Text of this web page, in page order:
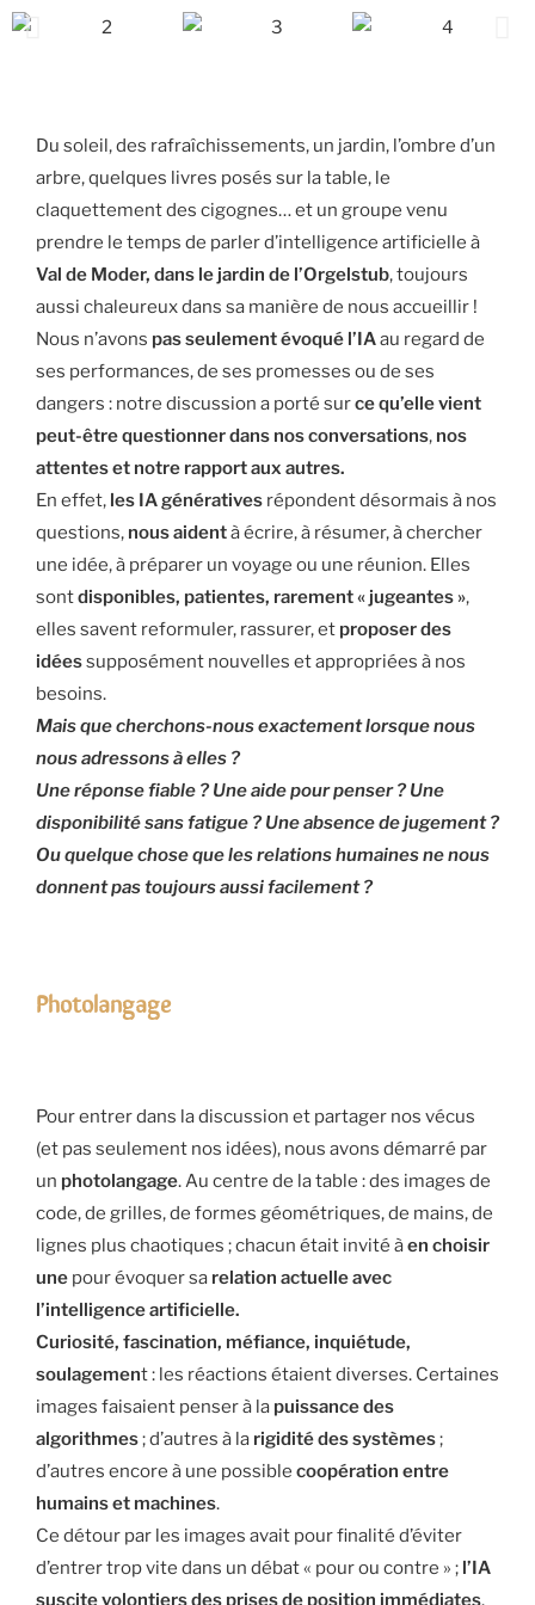
Du soleil, des rafraîchissements, un jardin, l’ombre d’un
arbre, quelques livres posés sur la table, le
claquettement des cigognes… et un groupe venu
prendre le temps de parler d’intelligence artificielle à
Val de Moder, dans le jardin de l’Orgelstub, toujours
aussi chaleureux dans sa manière de nous accueillir !
Nous n’avons pas seulement évoqué l’IAau regard de
ses performances, de ses promesses ou de ses
dangers : notre discussion a porté surce qu’elle vient
peut-être questionner dans nos conversations, nos
attentes et notre rapport aux autres.
En effet, les IA génératives répondent désormais à nos
questions, nous aidentà écrire, à résumer, à chercher
une idée, à préparer un voyage ou une réunion. Elles
sontdisponibles, patientes, rarement « jugeantes »,
elles savent reformuler, rassurer, et proposer des
idéessupposément nouvelles et appropriées à nos
besoins.
Mais que cherchons-nous exactement lorsque nous
nous adressons à elles ?
Une réponse fiable ? Une aide pour penser ? Une
disponibilité sans fatigue ? Une absence de jugement ?
Ou quelque chose que les relations humaines ne nous
donnent pas toujours aussi facilement ?
Photolangage
Pour entrer dans la discussion et partager nos vécus
(et pas seulement nos idées), nous avons démarré par
un photolangage. Au centre de la table : des images de
code, de grilles, de formes géométriques, de mains, de
lignes plus chaotiques ; chacun était invité àen choisir
une pour évoquer sa relation actuelle avec
l’intelligence artificielle.
Curiosité, fascination, méfiance, inquiétude,
soulagement : les réactions étaient diverses. Certaines
images faisaient penser à la puissance des
algorithmes; d’autres à la rigidité des systèmes;
d’autres encore à une possible coopération entre
humains et machines.
Ce détour par les images avait pour finalité d’éviter
d’entrer trop vite dans un débat « pour ou contre » ; l’IA